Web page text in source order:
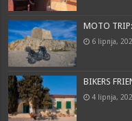
MOTO
6 lipnja,
BIKERS
4 lipnja,